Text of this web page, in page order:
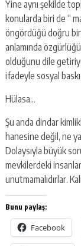
Yine aynı şekilde
konularda biri de “
öngördüğü doğru
anlamında
olduğunu dile
ifadeyle sosyal
Hülasa…
Şu anda dindar
hanesine değil, ne
Dolaysıyla büyük
mevkilerdeki
unutmamalıdırlar.
Bunu paylaş:
Facebook